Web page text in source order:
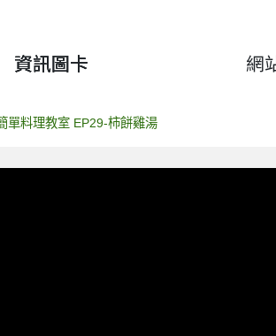
資訊圖卡 網
單料理教室 EP29-柿餅雞湯